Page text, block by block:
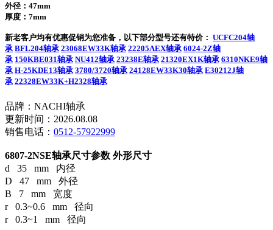
联系我们
外径：47mm
厚度：7mm
新老客户均有优惠促销为您准备，以下部分型号还有特价： UCFC204轴
承 BFL204轴承 23068EW33K轴承 22205AEX轴承 6024-2Z轴
承 150KBE031轴承 NU412轴承 23238E轴承 21320EX1K轴承 6310NKE9轴
承 H-25KDE13轴承 3780/3720轴承 24128EW33K30轴承 E30212J轴
承 22328EW33K+H2328轴承
品牌：NACHI轴承
更新时间：2026.08.08
销售电话： 0512-57922999
6807-2NSE轴承尺寸参数 外形尺寸
d 35 mm 内径
D 47 mm 外径
B 7 mm 宽度
r 0.3~0.6 mm 径向
r 0.3~1 mm 径向